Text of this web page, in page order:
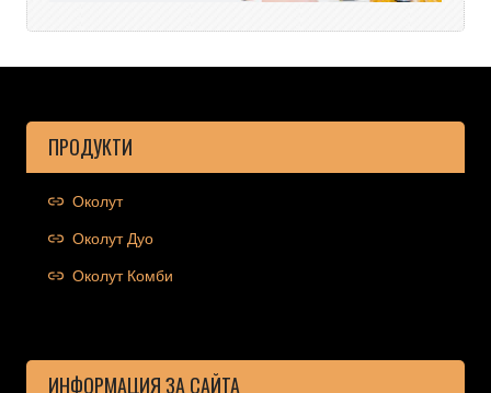
ПРОДУКТИ
Околут
Околут Дуо
Околут Комби
ИНФОРМАЦИЯ ЗА САЙТА